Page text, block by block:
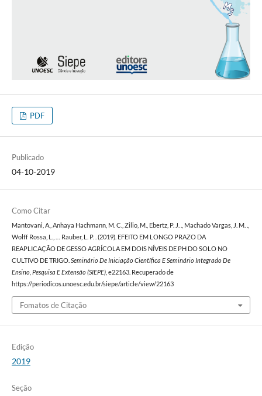
PDF
Publicado
04-10-2019
Como Citar
Mantovani, A., Anhaya Hachmann, M. C., Zilio, M., Ebertz, P. J. ., Machado Vargas, J. M. .,
Wolff Rossa, L., … Rauber, L. P. . (2019). EFEITO EM LONGO PRAZO DA
REAPLICAÇÃO DE GESSO AGRÍCOLA EM DOIS NÍVEIS DE PH DO SOLO NO
CULTIVO DE TRIGO. Seminário De Iniciação Científica E Seminário Integrado De
Ensino, Pesquisa E Extensão (SIEPE), e22163. Recuperado de
https://periodicos.unoesc.edu.br/siepe/article/view/22163
Fomatos de Citação
Edição
2019
Seção